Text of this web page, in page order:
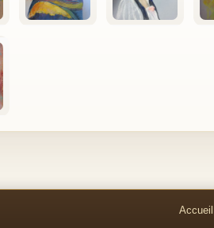
Accueil